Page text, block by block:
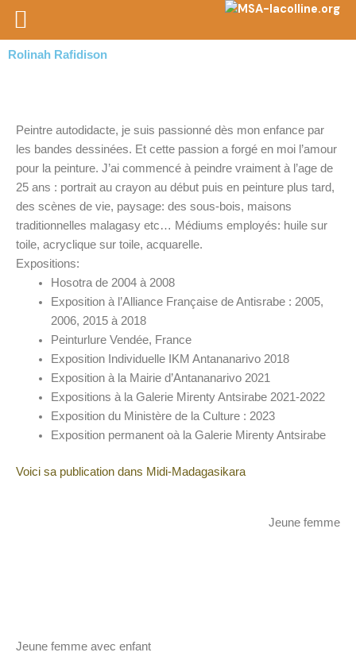
Aller
contenu
Rolinah Rafidison
Peintre autodidacte, je suis passionné dès mon enfance par
les bandes dessinées. Et cette passion a forgé en moi l’amour
pour la peinture. J’ai commencé à peindre vraiment à l’age de
25 ans : portrait au crayon au début puis en peinture plus tard,
des scènes de vie, paysage: des sous-bois, maisons
traditionnelles malagasy etc… Médiums employés: huile sur
toile, acryclique sur toile, acquarelle.
Expositions:
Hosotra de 2004 à 2008
Exposition à l’Alliance Française de Antisrabe : 2005,
2006, 2015 à 2018
Peinturlure Vendée, France
Exposition Individuelle IKM Antananarivo 2018
Exposition à la Mairie d’Antananarivo 2021
Expositions à la Galerie Mirenty Antsirabe 2021-2022
Exposition du Ministère de la Culture : 2023
Exposition permanent oà la Galerie Mirenty Antsirabe
Voici sa publication dans Midi-Madagasikara
Jeune femme
Jeune femme avec enfant